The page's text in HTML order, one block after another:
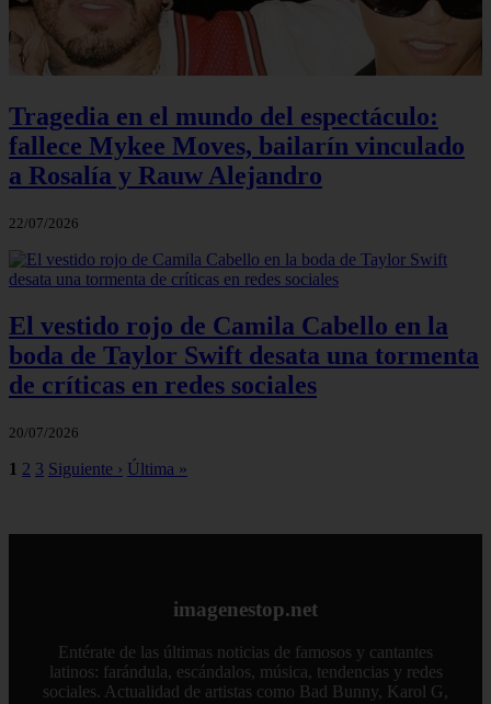
Tragedia en el mundo del espectáculo:
fallece Mykee Moves, bailarín vinculado
a Rosalía y Rauw Alejandro
22/07/2026
El vestido rojo de Camila Cabello en la
boda de Taylor Swift desata una tormenta
de críticas en redes sociales
20/07/2026
1 2 3 Siguiente › Última »
imagenestop.net
Entérate de las últimas noticias de famosos y cantantes
latinos: farándula, escándalos, música, tendencias y redes
sociales. Actualidad de artistas como Bad Bunny, Karol G,